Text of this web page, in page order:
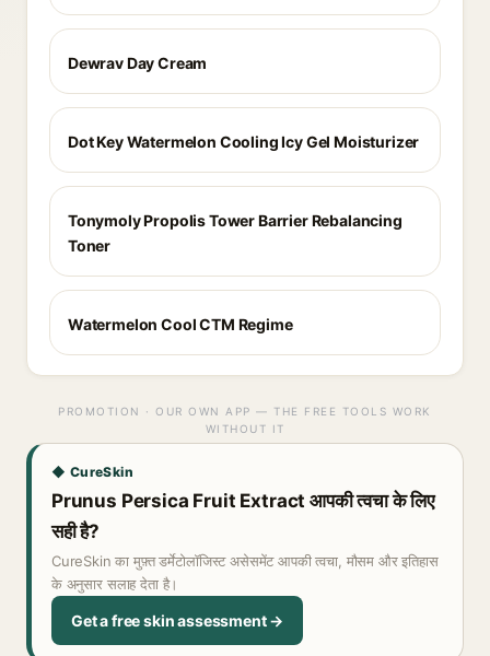
Dewrav Day Cream
Dot Key Watermelon Cooling Icy Gel Moisturizer
Tonymoly Propolis Tower Barrier Rebalancing
Toner
Watermelon Cool CTM Regime
PROMOTION · OUR OWN APP — THE FREE TOOLS WORK
WITHOUT IT
◆ CureSkin
Prunus Persica Fruit Extract आपकी त्वचा के लिए
सही है?
CureSkin का मुफ़्त डर्मेटोलॉजिस्ट असेसमेंट आपकी त्वचा, मौसम और इतिहास
के अनुसार सलाह देता है।
Get a free skin assessment →